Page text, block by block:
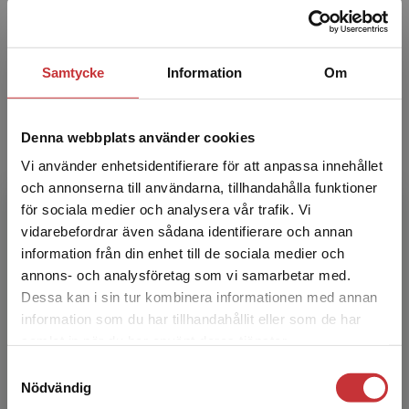
Samtycke Information Om
Denna webbplats använder cookies
Vi använder enhetsidentifierare för att anpassa innehållet
och annonserna till användarna, tillhandahålla funktioner
för sociala medier och analysera vår trafik. Vi
vidarebefordrar även sådana identifierare och annan
information från din enhet till de sociala medier och
annons- och analysföretag som vi samarbetar med.
Dessa kan i sin tur kombinera informationen med annan
information som du har tillhandahållit eller som de har
Nödvändig
Begränsad fraktregion
Det verkar som att du besöker
studentlitteratur.se via en enhet utanför Sverige.
Vi erbjuder inte leveranser utanför Sverige. För
att kunna slutföra ett köp måste
Pär-Yngve Andersson är docent och
universitetslektor i litteraturvetenskap vid
berättarteknik i lyr...
Anders Öhman
litteraturvetenskap och litteraturdidaktik vid
Umeå universitet. Öhmans forskning rör bland